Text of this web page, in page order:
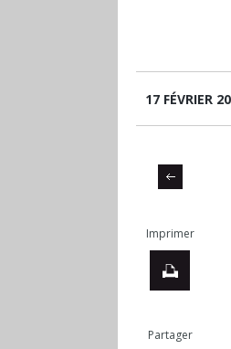
17 FÉVRIER
Imprimer
Partager